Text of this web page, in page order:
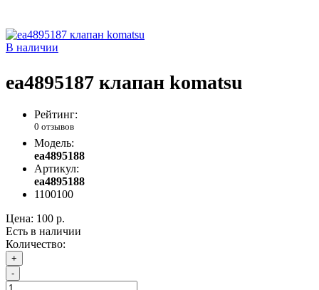
В наличии
ea4895187 клапан komatsu
Рейтинг:
0 отзывов
Модель:
ea4895188
Артикул:
ea4895188
1100100
Цена: 100 р.
Есть в наличии
Количество:
+
-